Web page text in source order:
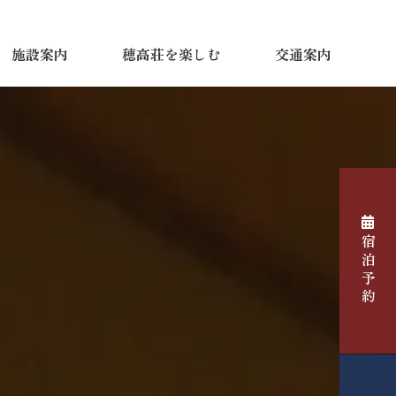
施設案内 穂高荘を楽しむ 交通案内
宿泊予約